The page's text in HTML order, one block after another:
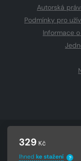
329 Kč
Ihned ke stažení ?
Autorská
Podmínky pro
Informace